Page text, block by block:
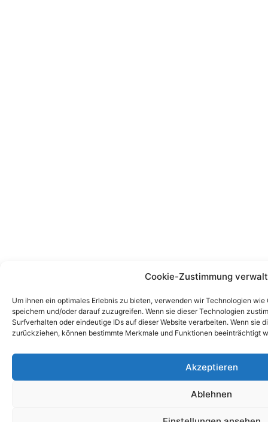
Cookie-Zustimmung
Um ihnen ein optimales Erlebnis zu bieten, verwenden wir Technologien
speichern und/oder darauf zuzugreifen. Wenn sie dieser Technologien
Surfverhalten oder eindeutige IDs auf dieser Website verarbeiten. Wenn sie
zurückziehen, können bestimmte Merkmale und Funktionen beeinträchtigt
Akzeptieren
Ablehnen